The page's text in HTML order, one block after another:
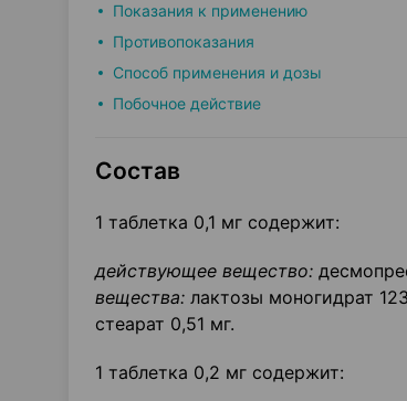
Показания к применению
Противопоказания
Способ применения и дозы
Побочное действие
Состав
1 таблетка 0,1 мг содержит:
действующее вещество:
вещества: лактозы моногидрат
стеарат 0,51 мг.
1 таблетка 0,2 мг содержит: